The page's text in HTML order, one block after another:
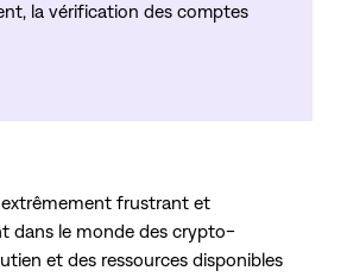
la vérification des comptes
extrêmement frustrant et
dans le monde des crypto-
et des ressources disponibles